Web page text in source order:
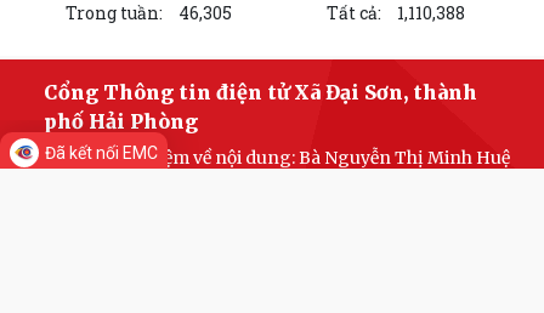
Trong tuần:
46,305 Tất cả: 1,110,388
Cổng Thông tin điện tử Xã Đại Sơn, thành
phố Hải Phòng
Chịu trách nhiệm về nội dung: Bà Nguyễn Thị Minh Huệ
Đã kết nối EMC